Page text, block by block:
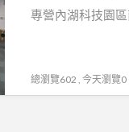
專營內湖科技園
總瀏覽602 , 今天瀏覽0